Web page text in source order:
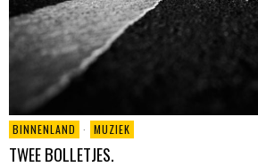
BINNENLAND · MUZIEK
TWEE BOLLETJES.